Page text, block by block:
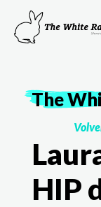
The
HIP